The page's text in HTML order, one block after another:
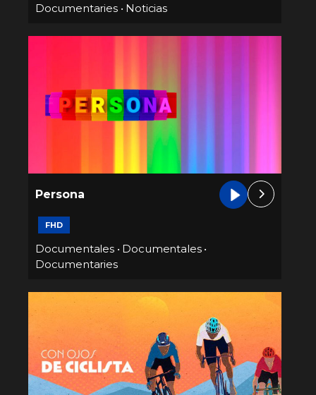
Documentaries• Noticias
Persona
FHD
Documentales• Documentales•
Documentaries